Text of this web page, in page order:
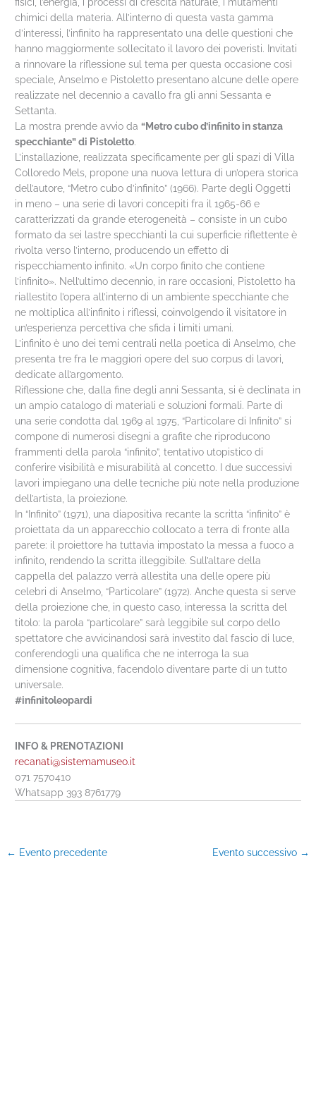
chimici della materia. All’interno di questa vasta gamma
d’interessi, l’infinito ha rappresentato una delle questioni che
hanno maggiormente sollecitato il lavoro dei poveristi. Invitati
a rinnovare la riflessione sul tema per questa occasione così
speciale, Anselmo e Pistoletto presentano alcune delle opere
realizzate nel decennio a cavallo fra gli anni Sessanta e
Settanta.
La mostra prende avvio da“Metro cubo d’infinito in stanza
specchiante” di Pistoletto.
L’installazione, realizzata specificamente per gli spazi di Villa
Colloredo Mels, propone una nuova lettura di un’opera storica
dell’autore, “Metro cubo d’infinito” (1966). Parte degli Oggetti
in meno – una serie di lavori concepiti fra il 1965-66 e
caratterizzati da grande eterogeneità – consiste in un cubo
formato da sei lastre specchianti la cui superficie riflettente è
rivolta verso l’interno, producendo un effetto di
rispecchiamento infinito. «Un corpo finito che contiene
l’infinito». Nell’ultimo decennio, in rare occasioni, Pistoletto ha
riallestito l’opera all’interno di un ambiente specchiante che
ne moltiplica all’infinito i riflessi, coinvolgendo il visitatore in
un’esperienza percettiva che sfida i limiti umani.
L’infinito è uno dei temi centrali nella poetica di Anselmo, che
presenta tre fra le maggiori opere del suo corpus di lavori,
dedicate all’argomento.
Riflessione che, dalla fine degli anni Sessanta, si è declinata in
un ampio catalogo di materiali e soluzioni formali. Parte di
una serie condotta dal 1969 al 1975, “Particolare di Infinito” si
compone di numerosi disegni a grafite che riproducono
frammenti della parola “infinito”, tentativo utopistico di
conferire visibilità e misurabilità al concetto. I due successivi
lavori impiegano una delle tecniche più note nella produzione
dell’artista, la proiezione.
In “Infinito” (1971), una diapositiva recante la scritta “infinito” è
proiettata da un apparecchio collocato a terra di fronte alla
parete: il proiettore ha tuttavia impostato la messa a fuoco a
infinito, rendendo la scritta illeggibile. Sull’altare della
cappella del palazzo verrà allestita una delle opere più
celebri di Anselmo, “Particolare” (1972). Anche questa si serve
della proiezione che, in questo caso, interessa la scritta del
titolo: la parola “particolare” sarà leggibile sul corpo dello
spettatore che avvicinandosi sarà investito dal fascio di luce,
conferendogli una qualifica che ne interroga la sua
dimensione cognitiva, facendolo diventare parte di un tutto
universale.
#infinitoleopardi
INFO & PRENOTAZIONI
recanati@sistemamuseo.it
071 7570410
Whatsapp 393 8761779
← Evento precedente Evento successivo →